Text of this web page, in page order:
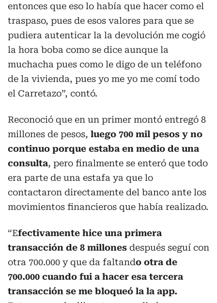
entonces que eso lo había que hacer como el
traspaso, pues de esos valores para que se
pudiera autenticar la la devolución me cogió
la hora boba como se dice aunque la
muchacha pues como le digo de un teléfono
de la vivienda, pues yo me yo me comí todo
el Carretazo”, contó.
Reconoció que en un primer montó entregó 8
millones de pesos, luego 700 mil pesos y no
continuo porque estaba en medio de una
consulta, pero finalmente se enteró que todo
era parte de una estafa ya que lo
contactaron directamente del banco ante los
movimientos financieros que había realizado.
“Efectivamente hice una primera
transacción de 8 millones después seguí con
otra 700.000 y que da faltando otra de
700.000 cuando fui a hacer esa tercera
transacción se me bloqueó la la app.